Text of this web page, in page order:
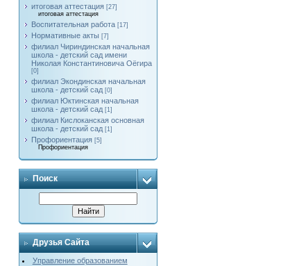
итоговая аттестация [27]
итоговая аттестация
Воспитательная работа [17]
Нормативные акты [7]
филиал Чириндинская начальная
школа - детский сад имени
Николая Константиновича Оёгира
[0]
филиал Экондинская начальная
школа - детский сад [0]
филиал Юктинская начальная
школа - детский сад [1]
филиал Кислоканская основная
школа - детский сад [1]
Профориентация [5]
Профориентация
Поиск
Друзья Сайта
Управление образованием